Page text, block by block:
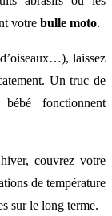
votre bulle moto.
laissez
Un truc de
fonctionnent
couvrez votre
de température
sur le long terme.